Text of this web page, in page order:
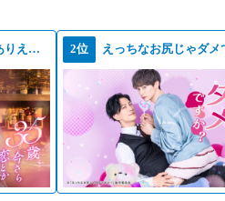
３５歳、今さら恋とかありえない 2位 えっちなお尻じゃダメ